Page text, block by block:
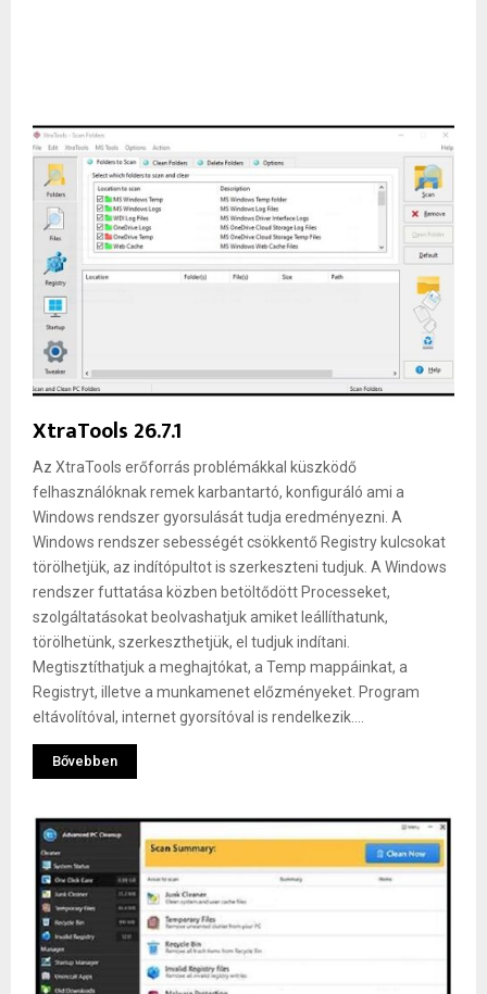
XtraTools 26.7.1
Az XtraTools erőforrás problémákkal küszködő
felhasználóknak remek karbantartó, konfiguráló ami a
Windows rendszer gyorsulását tudja eredményezni. A
Windows rendszer sebességét csökkentő Registry kulcsokat
törölhetjük, az indítópultot is szerkeszteni tudjuk. A Windows
rendszer futtatása közben betöltődött Processeket,
szolgáltatásokat beolvashatjuk amiket leállíthatunk,
törölhetünk, szerkeszthetjük, el tudjuk indítani.
Megtisztíthatjuk a meghajtókat, a Temp mappáinkat, a
Registryt, illetve a munkamenet előzményeket. Program
eltávolítóval, internet gyorsítóval is rendelkezik....
Bővebben